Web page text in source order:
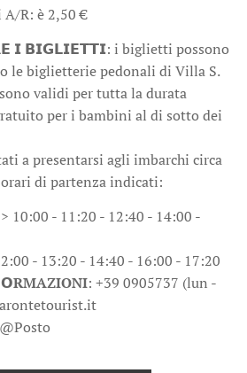
R: è 2,50 €
𝗕𝗜𝗚𝗟𝗜𝗘𝗧𝗧𝗜: i biglietti possono
le biglietterie pedonali di Villa S.
validi per tutta la durata
per i bambini al di sotto dei
a presentarsi agli imbarchi circa
di partenza indicati:
10:00 - 11:20 - 12:40 - 14:00 -
- 13:20 - 14:40 - 16:00 - 17:20
: +39 0905737 (lun -